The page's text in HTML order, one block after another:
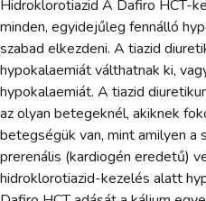
Hidroklorotiazid A Dafiro HCT-
minden, egyidejűleg fennálló
szabad elkezdeni. A tiazid
hypokalaemiát válthatnak ki,
hypokalaemiát. A tiazid
az olyan betegeknél, akiknek
betegségük van, mint amilyen a
prerenális (kardiogén eredetű)
hidroklorotiazid-kezelés alatt